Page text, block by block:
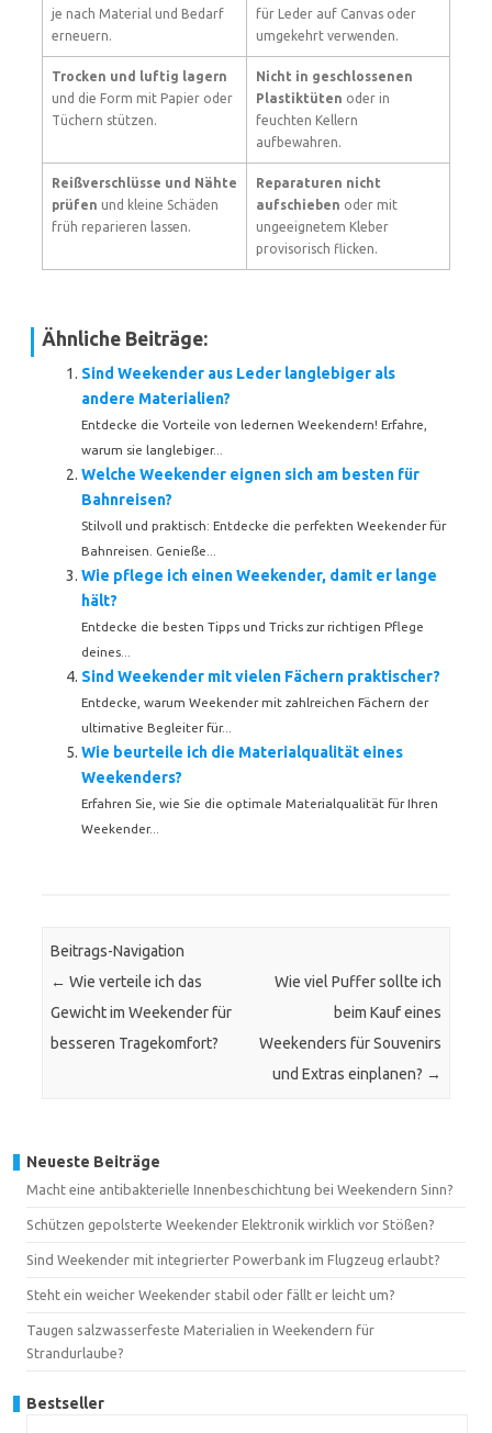
je nach Material und Bedarf
erneuern.
für Leder auf Canvas oder
umgekehrt verwenden.
Trocken und luftig lagern
und die Form mit Papier oder
Tüchern stützen.
Nicht in geschlossenen
Plastiktüten oder in
feuchten Kellern
aufbewahren.
Reißverschlüsse und Nähte
prüfen und kleine Schäden
früh reparieren lassen.
Reparaturen nicht
aufschieben oder mit
ungeeignetem Kleber
provisorisch flicken.
Ähnliche Beiträge:
Sind Weekender aus Leder langlebiger als
andere Materialien?
Entdecke die Vorteile von ledernen Weekendern! Erfahre,
warum sie langlebiger...
Welche Weekender eignen sich am besten für
Bahnreisen?
Stilvoll und praktisch: Entdecke die perfekten Weekender für
Bahnreisen. Genieße...
Wie pflege ich einen Weekender, damit er lange
hält?
Entdecke die besten Tipps und Tricks zur richtigen Pflege
deines...
Sind Weekender mit vielen Fächern praktischer?
Entdecke, warum Weekender mit zahlreichen Fächern der
ultimative Begleiter für...
Wie beurteile ich die Materialqualität eines
Weekenders?
Erfahren Sie, wie Sie die optimale Materialqualität für Ihren
Weekender...
Beitrags-Navigation
← Wie verteile ich das
Gewicht im Weekender für
besseren Tragekomfort?
Wie viel Puffer sollte ich
beim Kauf eines
Weekenders für Souvenirs
und Extras einplanen? →
Neueste Beiträge
Macht eine antibakterielle Innenbeschichtung bei Weekendern Sinn?
Schützen gepolsterte Weekender Elektronik wirklich vor Stößen?
Sind Weekender mit integrierter Powerbank im Flugzeug erlaubt?
Steht ein weicher Weekender stabil oder fällt er leicht um?
Taugen salzwasserfeste Materialien in Weekendern für
Strandurlaube?
Bestseller